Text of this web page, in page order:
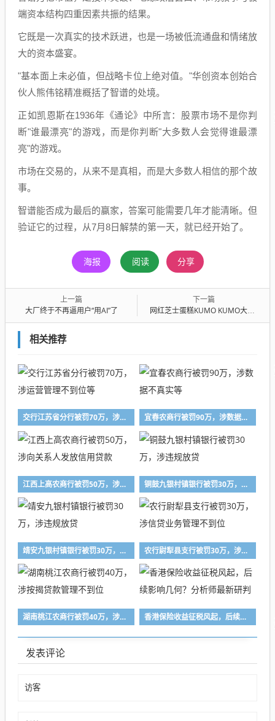
端资本结构四重因素共振的结果。
它既是一次真实的技术跃进，也是一场被低流通盘和情绪放
大的资本盛宴。
"基本面上未必值，但战略卡位上绝对值。"华创资本创始合
伙人熊伟铭精准概括了智谱的处境。
正如凯恩斯在1936年《通论》中所言：股票市场不是你判
断"谁最漂亮"的游戏，而是你判断"大多数人会觉得谁最漂
亮"的游戏。
市场在交易的，从来不是真相，而是大多数人相信的那个故
事。
智谱能否成为最后的赢家，答案可能需要几年才能清晰。但
验证它的过程，从7月8日解禁的第一天，就已经开始了。
海报 阅读 分享
上一篇
大厂终于不再逼用户“用AI”了
下一篇
网红芝士蛋糕KUMO KUMO大撤退：一年关店180家，创始人转向Gelato赛道
相关推荐
交行江苏省分行被罚70万，涉运营管理不到位等 宜春农商行被罚90万，涉数据不真实等
江西上高农商行被罚50万，涉向关系人发放信用贷款 铜鼓九银村镇银行被罚30万，涉违规放贷
靖安九银村镇银行被罚30万，涉违规放贷 农行尉犁县支行被罚30万，涉信贷业务管理不到位
湖南桃江农商行被罚40万，涉按揭贷款管理不到位 香港保险收益征税风起，后续影响几何？分析师最新研判
发表评论